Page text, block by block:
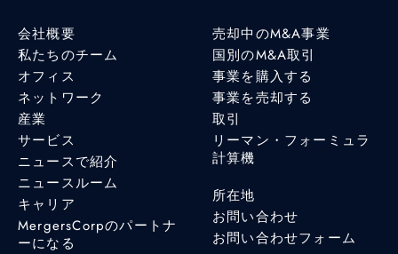
会社概要
私たちのチーム
オフィス
ネットワーク
産業
サービス
ニュースで紹介
ニュースルーム
キャリア
MergersCorpのパートナ
ーになる
売却中のM&A事業
国別のM&A取引
事業を購入する
事業を売却する
取引
リーマン・フォーミュラ
計算機
所在地
お問い合わせ
お問い合わせフォーム